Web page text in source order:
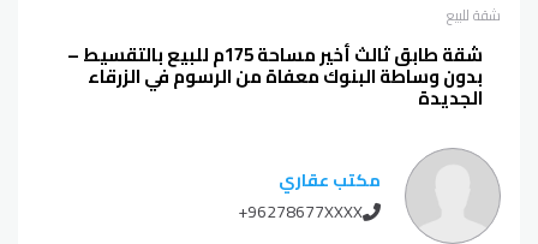
شقةللبيع
شقة طابق ثالث أخير مساحة 175م للبيع بالتقسيط –
بدون وساطة البنوك معفاة من الرسوم في الزرقاء
الجديدة
مكتب عقاري
+96278677XXXX